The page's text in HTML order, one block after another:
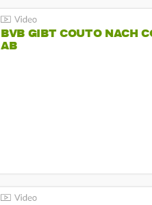
BVB GIBT COUTO NACH
AB